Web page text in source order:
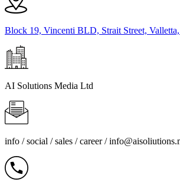
Block 19, Vincenti BLD, Strait Street,
AI Solutions Media Ltd
info / social / sales / career /